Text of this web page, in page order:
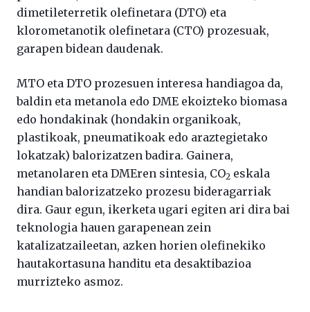
dimetileterretik olefinetara (DTO) eta
klorometanotik olefinetara (CTO) prozesuak,
garapen bidean daudenak.
MTO eta DTO prozesuen interesa handiagoa da,
baldin eta metanola edo DME ekoizteko biomasa
edo hondakinak (hondakin organikoak,
plastikoak, pneumatikoak edo araztegietako
lokatzak) balorizatzen badira. Gainera,
metanolaren eta DMEren sintesia, CO2 eskala
handian balorizatzeko prozesu bideragarriak
dira. Gaur egun, ikerketa ugari egiten ari dira bai
teknologia hauen garapenean zein
katalizatzaileetan, azken horien olefinekiko
hautakortasuna handitu eta desaktibazioa
murrizteko asmoz.